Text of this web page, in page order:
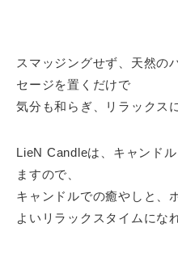
スマッジングせず、天然の
セージを置くだけで
気分も和らぎ、リラックス
LieN Candleは、キャンド
ますので、
キャンドルでの癒やしと、
よいリラックスタイムにな